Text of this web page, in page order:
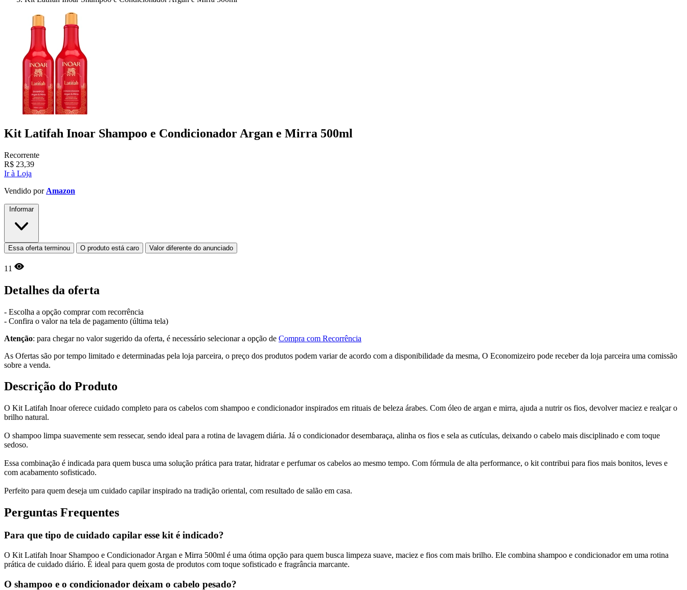
Kit Latifah Inoar Shampoo e Condicionador Argan e Mirra 500ml
Recorrente
R$ 23,39
Ir à Loja
Vendido por Amazon
Informar
Essa oferta terminou O produto está caro Valor diferente do anunciado
11
Detalhes da oferta
- Escolha a opção comprar com recorrência
- Confira o valor na tela de pagamento (última tela)
Atenção: para chegar no valor sugerido da oferta, é necessário selecionar a opção de Compra com Recorrência
As Ofertas são por tempo limitado e determinadas pela loja parceira, o preço dos produtos podem variar de acordo com a disponibilidade da mesma, O Economizeiro pode receber da loja parceira uma comissão
sobre a venda.
Descrição do Produto
O Kit Latifah Inoar oferece cuidado completo para os cabelos com shampoo e condicionador inspirados em rituais de beleza árabes. Com óleo de argan e mirra, ajuda a nutrir os fios, devolver maciez e realçar o
brilho natural.
O shampoo limpa suavemente sem ressecar, sendo ideal para a rotina de lavagem diária. Já o condicionador desembaraça, alinha os fios e sela as cutículas, deixando o cabelo mais disciplinado e com toque
sedoso.
Essa combinação é indicada para quem busca uma solução prática para tratar, hidratar e perfumar os cabelos ao mesmo tempo. Com fórmula de alta performance, o kit contribui para fios mais bonitos, leves e
com acabamento sofisticado.
Perfeito para quem deseja um cuidado capilar inspirado na tradição oriental, com resultado de salão em casa.
Perguntas Frequentes
Para que tipo de cuidado capilar esse kit é indicado?
O Kit Latifah Inoar Shampoo e Condicionador Argan e Mirra 500ml é uma ótima opção para quem busca limpeza suave, maciez e fios com mais brilho. Ele combina shampoo e condicionador em uma rotina
prática de cuidado diário. É ideal para quem gosta de produtos com toque sofisticado e fragrância marcante.
O shampoo e o condicionador deixam o cabelo pesado?